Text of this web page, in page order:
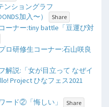
ンショングラフ
加入〜）
Share
ーナー:tiny battle「豆運び対
ロ研修生コーナー:石山咲良
解説:「女が目立って なぜイ
Project ひなフェス2021
ード②「悔しい」 Share